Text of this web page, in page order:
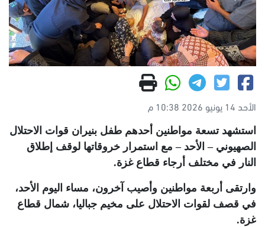
الأحد 14 يونيو 2026 10:38 م
استشهد تسعة مواطنين أحدهم طفل بنيران قوات الاحتلال
الصهيوني – الأحد – مع استمرار خروقاتها لوقف إطلاق
النار في مختلف أرجاء قطاع غزة.
وارتقى أربعة مواطنين وأصيب آخرون، مساء اليوم الأحد،
في قصف لقوات الاحتلال على مخيم جباليا، شمال قطاع
غزة.